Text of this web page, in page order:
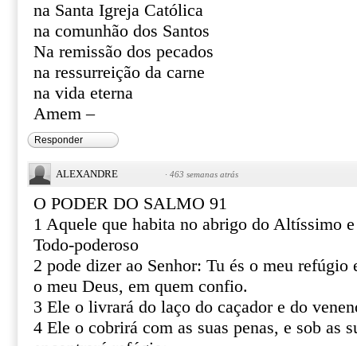
na Santa Igreja Católica
na comunhão dos Santos
Na remissão dos pecados
na ressurreição da carne
na vida eterna
Amem –
Responder
ALEXANDRE · 463 semanas atrás
O PODER DO SALMO 91
1 Aquele que habita no abrigo do Altíssimo
Todo-poderoso
2 pode dizer ao Senhor: Tu és o meu refúgio
o meu Deus, em quem confio.
3 Ele o livrará do laço do caçador e do
4 Ele o cobrirá com as suas penas, e sob as